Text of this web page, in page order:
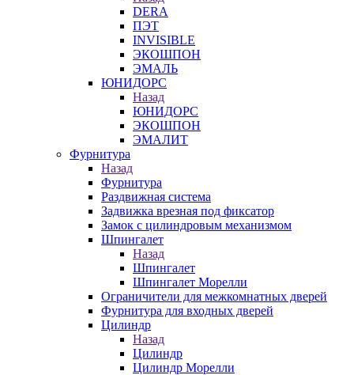
DERA
ПЭТ
INVISIBLE
ЭКОШПОН
ЭМАЛЬ
ЮНИДОРС
Назад
ЮНИДОРС
ЭКОШПОН
ЭМАЛИТ
Фурнитура
Назад
Фурнитура
Раздвижная система
Задвижка врезная под фиксатор
Замок с цилиндровым механизмом
Шпингалет
Назад
Шпингалет
Шпингалет Морелли
Ограничители для межкомнатных дверей
Фурнитура для входных дверей
Цилиндр
Назад
Цилиндр
Цилиндр Морелли